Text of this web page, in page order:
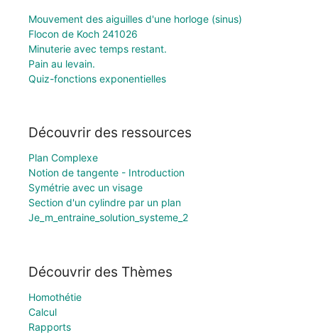
Mouvement des aiguilles d'une horloge (sinus)
Flocon de Koch 241026
Minuterie avec temps restant.
Pain au levain.
Quiz-fonctions exponentielles
Découvrir des ressources
Plan Complexe
Notion de tangente - Introduction
Symétrie avec un visage
Section d'un cylindre par un plan
Je_m_entraine_solution_systeme_2
Découvrir des Thèmes
Homothétie
Calcul
Rapports